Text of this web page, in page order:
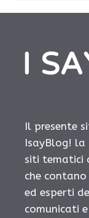
Il presente
IsayBlog! la
siti tematici
che
ed esperti
comunicati e